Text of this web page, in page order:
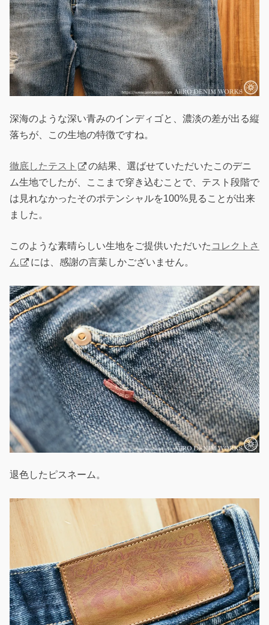
深海のような深い青みのインディゴと、濃淡の差が出る縦
落ちが、この生地の特徴ですね。
徹底したテスト
の結果、選ばせていただいたこのデニ
ム生地でしたが、ここまで穿き込むことで、テスト段階で
は見れなかったそのポテンシャルを100%見ることが出来
ました。
このような素晴らしい生地をご提供いただいた コレクトさ
ん
には、感謝の言葉しかございません。
退色したピスネーム。